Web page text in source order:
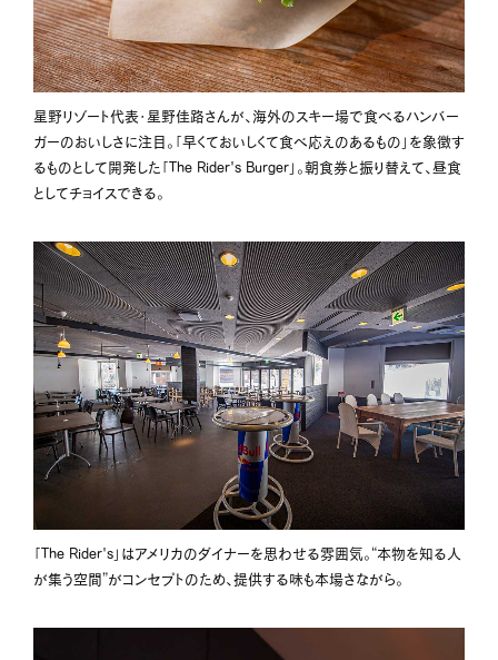
星野リゾート代表・星野佳路さんが、海外のスキー場で食べるハンバー
ガーのおいしさに注目。「早くておいしくて食べ応えのあるもの」を象徴す
るものとして開発した「The Rider's Burger」。朝食券と振り替えて、昼食
としてチョイスできる。
「The Rider's」はアメリカのダイナーを思わせる雰囲気。“本物を知る人
が集う空間”がコンセプトのため、提供する味も本場さながら。